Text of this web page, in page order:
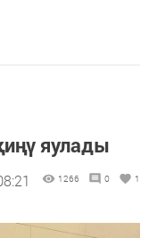
яулады
1266 0 1